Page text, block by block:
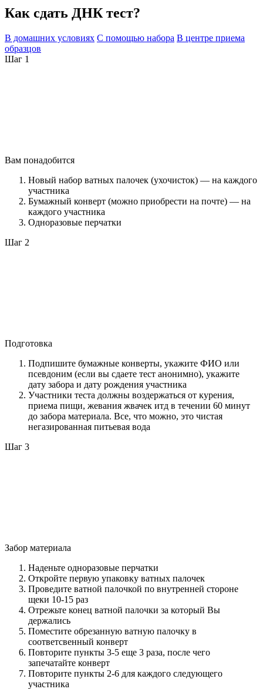
Как сдать ДНК тест?
В домашних условиях С помощью набора В центре приема
образцов
Шаг 1
Вам понадобится
Новый набор ватных палочек (ухочисток) — на каждого
участника
Бумажный конверт (можно приобрести на почте) — на
каждого участника
Одноразовые перчатки
Шаг 2
Подготовка
Подпишите бумажные конверты, укажите ФИО или
псевдоним (если вы сдаете тест анонимно), укажите
дату забора и дату рождения участника
Участники теста должны воздержаться от курения,
приема пищи, жевания жвачек итд в течении 60 минут
до забора материала. Все, что можно, это чистая
негазированная питьевая вода
Шаг 3
Забор материала
Наденьте одноразовые перчатки
Откройте первую упаковку ватных палочек
Проведите ватной палочкой по внутренней стороне
щеки 10-15 раз
Отрежьте конец ватной палочки за который Вы
держались
Поместите обрезанную ватную палочку в
соответсвенный конверт
Повторите пункты 3-5 еще 3 раза, после чего
запечатайте конверт
Повторите пункты 2-6 для каждого следующего
участника